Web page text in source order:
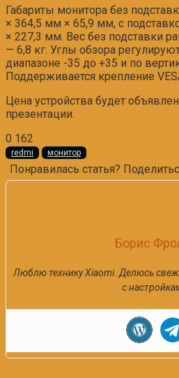
Габариты монитора без
× 364,5 мм × 65,9 мм, с
× 227,3 мм. Вес без подставки
— 6,8 кг. Углы обзора
диапазоне -35 до +35 и по
Поддерживается крепление
Цена устройства будет
презентации.
0 162
redmi монитор
Понравилась статья?
Борис
Люблю технику Xiaomi. Делюсь
с